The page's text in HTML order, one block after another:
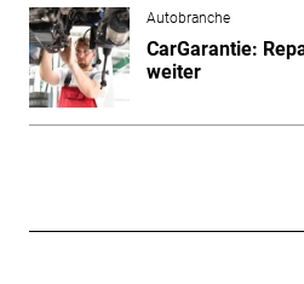
Autobranche
CarGarantie:
weiter